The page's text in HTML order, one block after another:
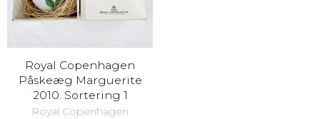
Royal Copenhagen
Påskeæg Marguerite
2010. Sortering 1
Royal Copenhagen